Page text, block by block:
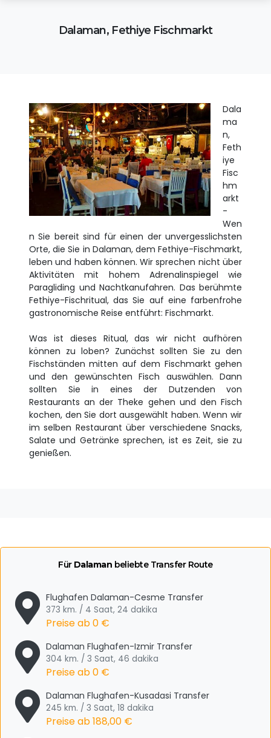
Dalaman, Fethiye Fischmarkt
Dala
ma
n,
Feth
iye
Fisc
hm
arkt
-
Wen
n Sie bereit sind für einen der unvergesslichsten
Orte, die Sie in Dalaman, dem Fethiye-Fischmarkt,
leben und haben können. Wir sprechen nicht über
Aktivitäten mit hohem Adrenalinspiegel wie
Paragliding und Nachtkanufahren. Das berühmte
Fethiye-Fischritual, das Sie auf eine farbenfrohe
gastronomische Reise entführt: Fischmarkt.
Was ist dieses Ritual, das wir nicht aufhören
können zu loben? Zunächst sollten Sie zu den
Fischständen mitten auf dem Fischmarkt gehen
und den gewünschten Fisch auswählen. Dann
sollten Sie in eines der Dutzenden von
Restaurants an der Theke gehen und den Fisch
kochen, den Sie dort ausgewählt haben. Wenn wir
im selben Restaurant über verschiedene Snacks,
Salate und Getränke sprechen, ist es Zeit, sie zu
genießen.
Für Dalaman beliebte Transfer Route
Flughafen Dalaman-Cesme Transfer
373 km. / 4 Saat, 24 dakika
Preise ab0 €
Dalaman Flughafen-Izmir Transfer
304 km. / 3 Saat, 46 dakika
Preise ab0 €
Dalaman Flughafen-Kusadasi Transfer
245 km. / 3 Saat, 18 dakika
Preise ab188,00 €